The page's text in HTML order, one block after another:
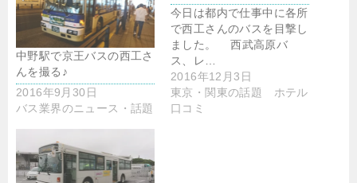
中野駅で京王バスの西工さ
んを撮る♪
2016年9月30日
バス業界のニュース・話題
今日は都内で仕事中に各所
で西工さんのバスを目撃し
ました。 西武高原バ
ス、レ…
2016年12月3日
東京・関東の話題 ホテル
口コミ